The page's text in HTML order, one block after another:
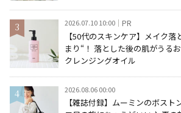
2026.07.10 10:00 PR
【50代のスキンケア】メイク
まり“！ 落とした後の肌がうる
クレンジングオイル
2026.08.06 00:00
【雑誌付録】ムーミンのボスト